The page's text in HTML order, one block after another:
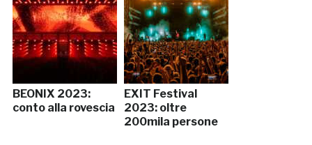
BEONIX 2023:
conto alla rovescia
EXIT Festival
2023: oltre
200mila persone